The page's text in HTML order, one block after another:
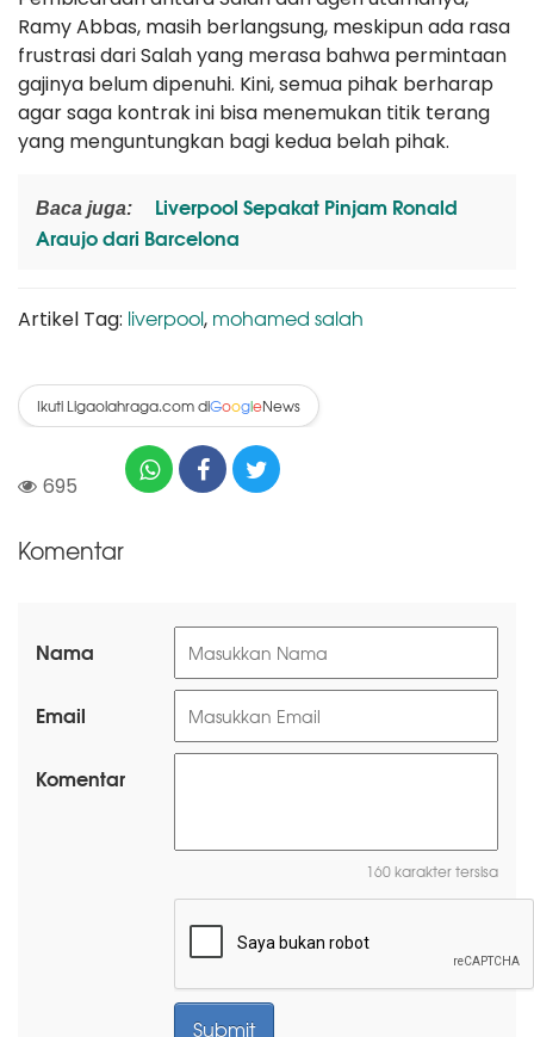
Ramy Abbas, masih berlangsung, meskipun ada rasa
frustrasi dari Salah yang merasa bahwa permintaan
gajinya belum dipenuhi. Kini, semua pihak berharap
agar saga kontrak ini bisa menemukan titik terang
yang menguntungkan bagi kedua belah pihak.
Baca juga:
Liverpool Sepakat Pinjam Ronald
Araujo dari Barcelona
Artikel Tag: liverpool, mohamed salah
Ikuti Ligaolahraga.com diGoogleNews
695
Komentar
Nama
Email
Komentar
160 karakter tersisa